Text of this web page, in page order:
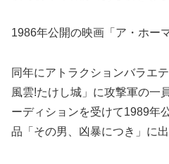
1986年公開の映画「ア・ホー
同年にアトラクションバラエ
風雲!たけし城」に攻撃軍の一
ーディションを受けて1989年
品「その男、凶暴につき」に出